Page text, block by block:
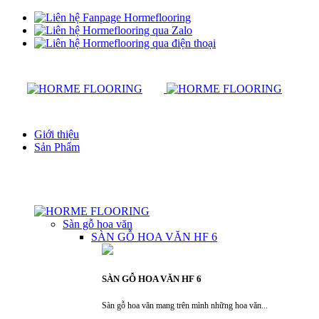
Giới thiệu
Sản Phẩm
Sàn gỗ hoa văn
SÀN GỖ HOA VĂN HF 6
SÀN GỖ HOA VĂN HF 6
Sàn gỗ hoa văn mang trên mình những hoa văn...